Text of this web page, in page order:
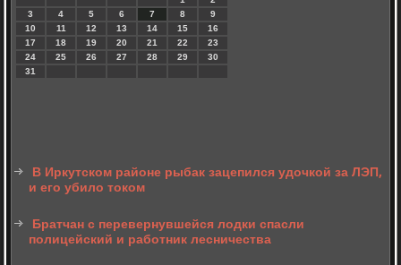
3
4 5 6 7 8
9
10
11 12 13 14 15
16
17
18 19 20 21 22
23
24
25 26 27 28 29
30
31
В Иркутском районе рыбак зацепился удочкой за ЛЭП,
и его убило током
Братчан с перевернувшейся лодки спасли
полицейский и работник лесничества